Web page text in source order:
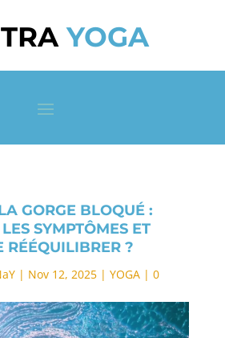
YOGA
GORGE BLOQUÉ :
SYMPTÔMES ET
RÉÉQUILIBRER ?
| Nov 12, 2025| YOGA| 0